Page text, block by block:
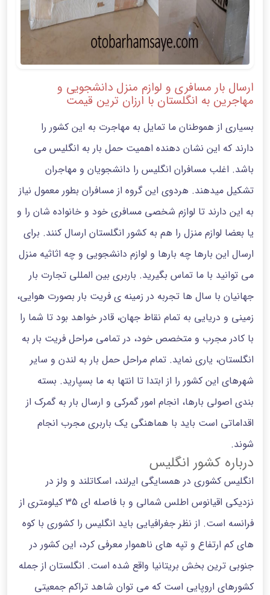
ارسال بار مسافری و لوازم منزل دانشجویی و
مهاجرین به انگلستان با ارزان ترین قیمت
بسیاری از هموطنان ما تمایل به مهاجرت به این کشور را
دارند که این نشان دهنده اهمیت حمل بار به انگلیس می
باشد. اغلب مسافران انگلیس را دانشجویان و مهاجران
تشکیل میدهند. هردوی این گروه از مسافران بطور معمول نیاز
به این دارند تا لوازم شخصی مسافری خود و خانواده شان را و
یا بعضا لوازم منزل را هم به کشور انگلستان ارسال کنند. برای
ارسال این بارها چه بارها و لوازم دانشجویی و چه اثاثیه منزل
می توانید با ما تماس بگیرید. باربری بین المللی تجارت بار
جهانیان با سال ها تجربه در زمینه ی فریت بار بصورت هوایی،
زمینی و دریایی به تمام نقاط جهان، قادر خواهد بود تا شما را
با کادر مجرب و متخصص خود، در تمامی مراحل فریت بار به
انگلستان، یاری نماید. تمام مراحل حمل بار به لندن و سایر
شهرهای این کشور را از ابتدا تا انتها به ما بسپارید. بسته
بندی اصولی بارها، انجام امور گمرکی و ارسال بار به گمرک از
اقداماتی است باید با هماهنگی یک باربری مجرب انجام
شوند.
درباره کشور انگلیس
انگلیس کشوری در همسایگی ایرلند، اسکاتلند و ولز در
نزدیکی اقیانوس اطلس شمالی و با فاصله ای 35 کیلومتری از
فرانسه است. از نظر جغرافیایی باید انگلیس را کشوری با کوه
های کم ارتفاع و تپه های ناهموار معرفی کرد، این کشور در
جنوبی ترین بخش بریتانیا واقع شده است. انگلستان از جمله
کشورهای اروپایی است که می توان شاهد تراکم جمعیتی